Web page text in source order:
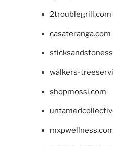
2troublegrill.com
casateranga.com
walkers-
shopmossi.com